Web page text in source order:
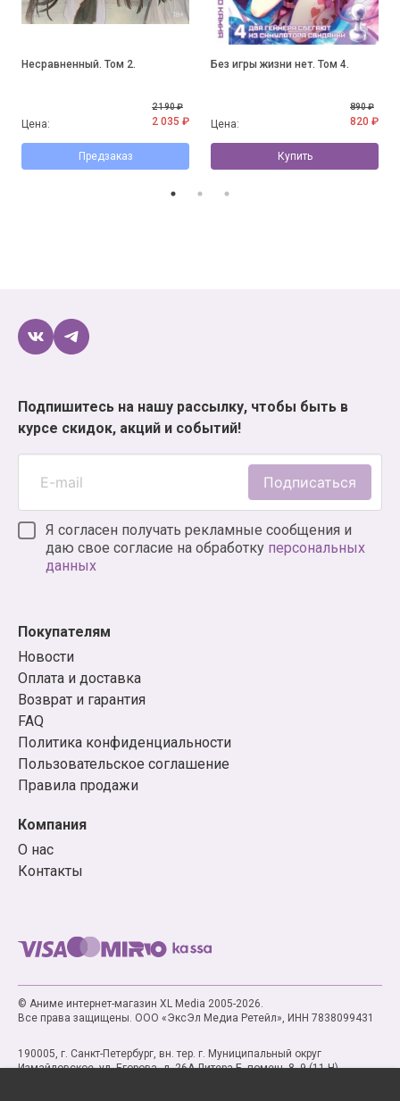
Несравненный. Том 2.
Цена:
2 190 ₽
2 035 ₽
Предзаказ
Без игры жизни нет. Том 4.
Цена:
890 ₽
820 ₽
Купить
Подпишитесь на нашу рассылку, чтобы быть в
курсе скидок, акций и событий!
Подписаться
Я согласен получать рекламные сообщения и
даю свое согласие на обработку персональных
данных
Покупателям
Новости
Оплата и доставка
Возврат и гарантия
FAQ
Политика конфиденциальности
Пользовательское соглашение
Правила продажи
Компания
О нас
Контакты
© Аниме интернет-магазин XL Media 2005-2026.
Все права защищены. ООО «ЭксЭл Медиа Ретейл», ИНН 7838099431
190005, г. Санкт-Петербург, вн. тер. г. Муниципальный округ
Измайловское, ул. Егорова, д. 26А Литера Б, помещ. 8, 9 (11-Н)